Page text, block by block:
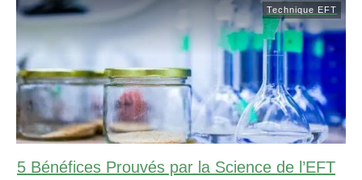
Technique EFT
5 Bénéfices Prouvés par la Science de l’EFT